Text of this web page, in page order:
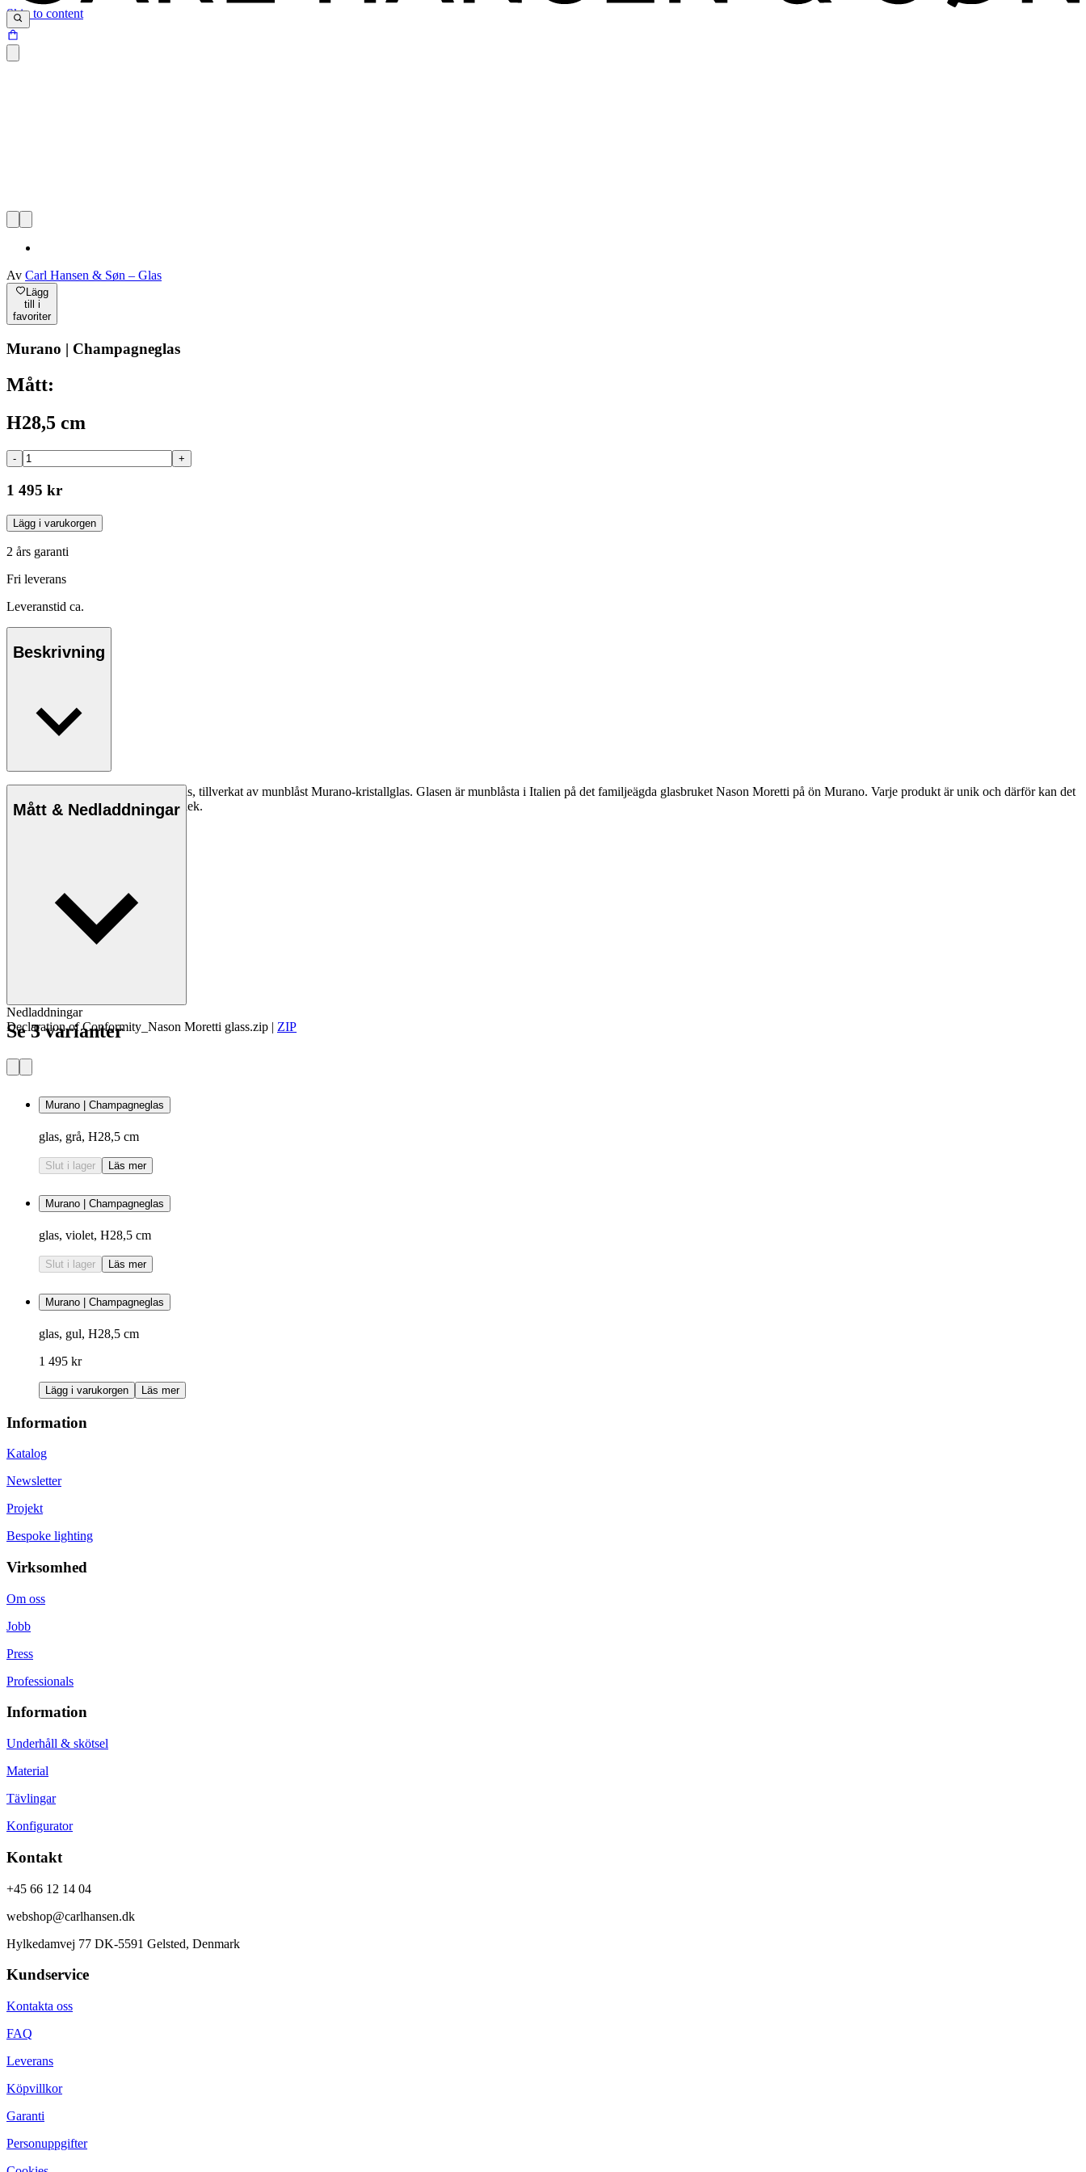
Skip to content
Av Carl Hansen & Søn – Glas
Lägg
till i
favoriter
Murano | Champagneglas
Mått:
H28,5 cm
- +
1 495 kr
Lägg i varukorgen
2 års garanti
Fri leverans
Leveranstid ca.
Beskrivning
Vackert och ikoniskt champagneglas, tillverkat av munblåst Murano-kristallglas. Glasen är munblåsta i Italien på det familjeägda glasbruket Nason Moretti på ön Murano. Varje produkt är unik och därför kan det
förekomma mindre skillnader i storlek.
Mått & Nedladdningar
Nedladdningar
Declaration of Conformity_Nason Moretti glass.zip | ZIP
Se 3 varianter
Murano | Champagneglas
glas, grå, H28,5 cm
Slut i lager Läs mer
Murano | Champagneglas
glas, violet, H28,5 cm
Slut i lager Läs mer
Murano | Champagneglas
glas, gul, H28,5 cm
1 495 kr
Lägg i varukorgen Läs mer
Information
Katalog
Newsletter
Projekt
Bespoke lighting
Virksomhed
Om oss
Jobb
Press
Professionals
Information
Underhåll & skötsel
Material
Tävlingar
Konfigurator
Kontakt
+45 66 12 14 04
webshop@carlhansen.dk
Hylkedamvej 77 DK-5591 Gelsted, Denmark
Kundservice
Kontakta oss
FAQ
Leverans
Köpvillkor
Garanti
Personuppgifter